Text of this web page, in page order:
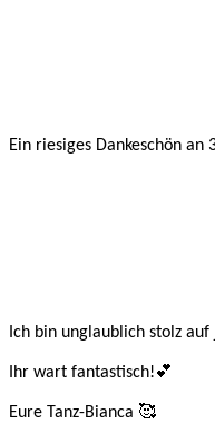
Ein riesiges Dankeschön
Ich bin unglaublich stolz
Ihr wart fantastisch!💕
Eure Tanz-Bianca 🥰